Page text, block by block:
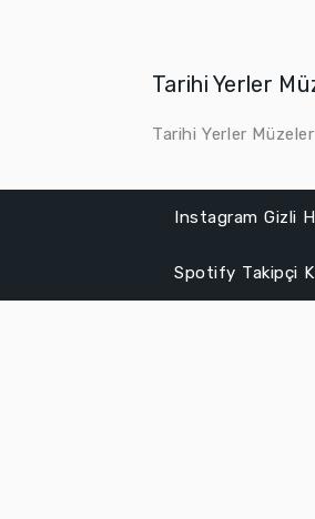
Tarihi Yerler
Tarihi Yerler Müzeler
Instagram Gizli
Spotify Takipçi